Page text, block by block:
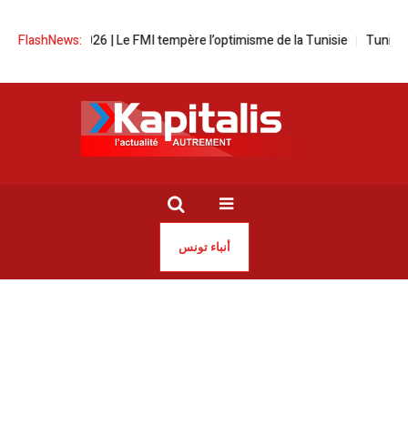
FlashNews:2026 | Le FMI tempère l’optimisme de la Tunisie Tunisie |
أنباء تونس